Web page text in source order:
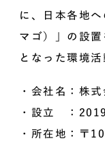
に、日本各地
マゴ）」の設
となった環境活
・会社名：株
・設立 ：
・所在地：〒